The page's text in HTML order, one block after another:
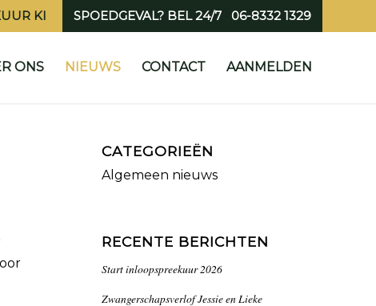
KI SPOEDGEVAL? BEL 24/7 06-8332 1329
ONS NIEUWS CONTACT AANMELDEN
CATEGORIEËN
Algemeen nieuws
RECENTE BERICHTEN
Start inloopspreekuur 2026
Zwangerschapsverlof Jessie en Lieke